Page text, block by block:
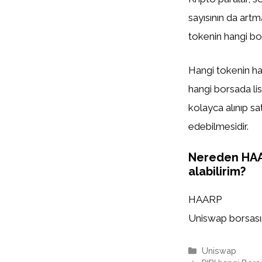
sayısının da
tokenin hangi
Hangi tokenin
hangi borsada
kolayca alınıp
edebilmesidir.
Nereden
alabilirim?
HAARP
Uniswap
Kategoriler
Uniswap